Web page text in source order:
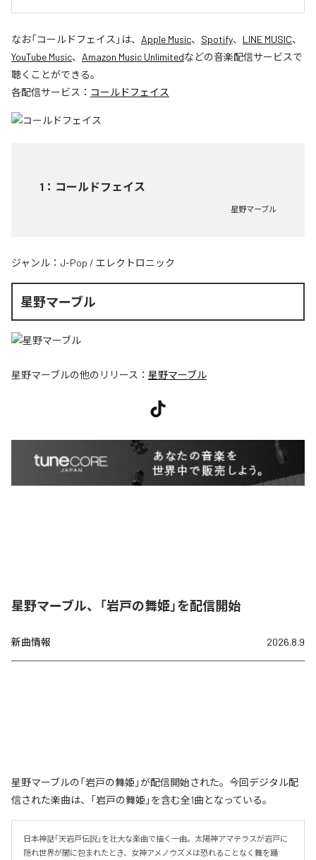
なお「コールドフェイス 」は、 Apple Music、 Spotify、 LINE MUSIC、
YouTube Music、 Amazon Music Unlimitedなどの音楽配信サービスで
聴くことができる。
各配信サービス： コールドフェイス
1 ： コールドフェイス
星野マーブル
ジャンル： J-Pop / エレクトロニック
星野マーブル
星野マーブルの他のリリース： 星野マーブル
星野マーブル、「岩戸の舞姫」を配信開始
新曲情報 2026.8.9
星野マーブルの「岩戸の舞姫」が配信開始された。今回デジタル配
信された楽曲は、「岩戸の舞姫」を含む全1曲となっている。
日本神話「天岩戸伝説」を壮大な楽曲で描く一曲。太陽神アマテラスが岩戸に
隠れ世界が闇に包まれたとき、女神アメノウズメは恐れることなく舞を踊